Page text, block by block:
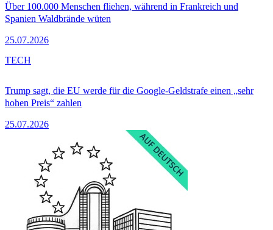
Über 100.000 Menschen fliehen, während in Frankreich und
Spanien Waldbrände wüten
25.07.2026
Trump sagt, die EU werde für die Google-Geldstrafe einen „sehr
hohen Preis“ zahlen
25.07.2026
TECH